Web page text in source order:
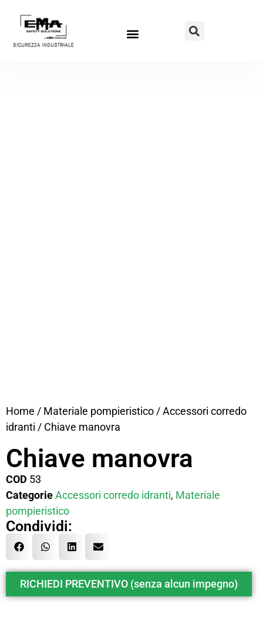
Home / Materiale pompieristico /Accessori corredo
idranti / Chiave manovra
Chiave manovra
COD 53
CategorieAccessori corredo idranti, Materiale
pompieristico
Condividi:
RICHIEDI PREVENTIVO (senza alcun impegno)